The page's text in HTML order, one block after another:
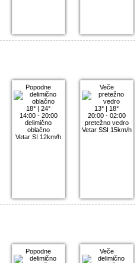
Popodne
18° |24°
14:00 - 20:00
delimično
oblačno
Vetar SI 12km/h
Veče
13° | 18°
20:00 - 02:00
pretežno vedro
Vetar SSI 15km/h
Popodne Veče